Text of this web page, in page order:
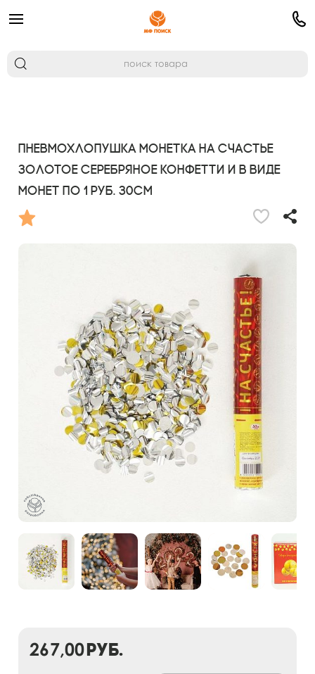
Пневмохлопушка Монетка на счастье
золотое серебряное конфетти и в виде
монет по 1 руб. 30см
267,00руб.